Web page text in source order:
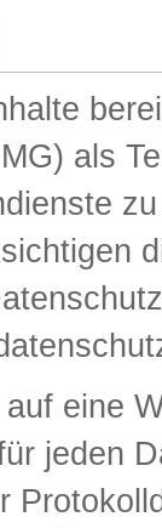
als
eine
jeden